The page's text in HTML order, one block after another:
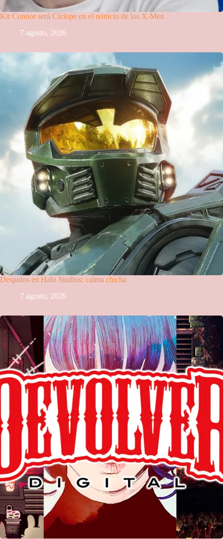
Kit Connor será Cíclope en el reinicio de los X-Men
7 agosto, 2026
Despidos en Halo Studios: calma chicha
7 agosto, 2026